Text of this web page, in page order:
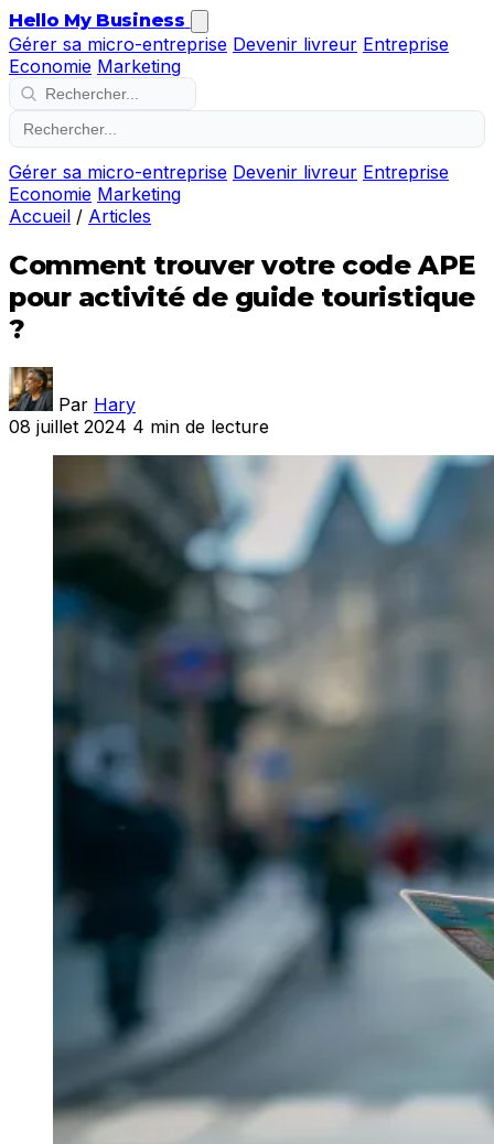
Hello My Business
Gérer sa micro-entreprise Devenir livreur Entreprise
Economie Marketing
Gérer sa micro-entreprise Devenir livreur Entreprise
Economie Marketing
Accueil / Articles
Comment trouver votre code APE
pour activité de guide touristique
?
Par Hary
08 juillet 2024 4 min de lecture